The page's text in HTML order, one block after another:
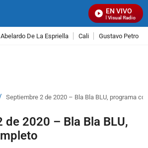
EN VIVO
Señal Visual Radio
De La Espriella Cali Gustavo Petro
Septiembre 2 de 2020 – Bla Bla BLU, programa
de 2020 – Bla Bla BLU,